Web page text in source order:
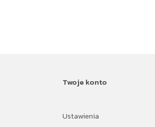
Twoje konto
Ustawienia